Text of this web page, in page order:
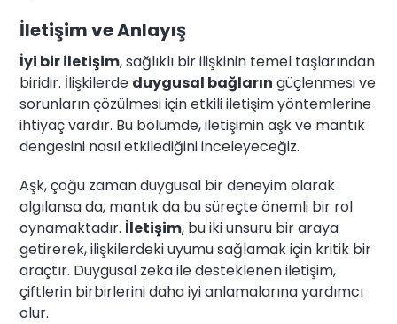
İletişim ve Anlayış
İyi bir iletişim, sağlıklı bir ilişkinin temel taşlarından
biridir. İlişkilerde duygusal bağların güçlenmesi ve
sorunların çözülmesi için etkili iletişim yöntemlerine
ihtiyaç vardır. Bu bölümde, iletişimin aşk ve mantık
dengesini nasıl etkilediğini inceleyeceğiz.
Aşk, çoğu zaman duygusal bir deneyim olarak
algılansa da, mantık da bu süreçte önemli bir rol
oynamaktadır. İletişim, bu iki unsuru bir araya
getirerek, ilişkilerdeki uyumu sağlamak için kritik bir
araçtır. Duygusal zeka ile desteklenen iletişim,
çiftlerin birbirlerini daha iyi anlamalarına yardımcı
olur.